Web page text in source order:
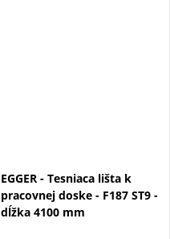
EGGER - Tesniaca lišta k
pracovnej doske - F187 ST9 -
dĺžka 4100 mm